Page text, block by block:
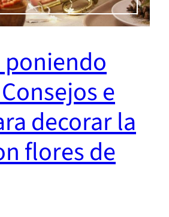
poniendo
e
decorar la
flores de